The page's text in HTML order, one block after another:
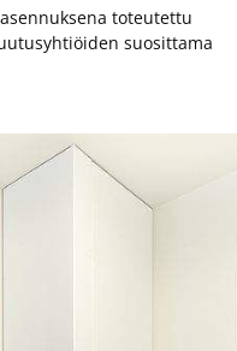
toteutettu
suosittama